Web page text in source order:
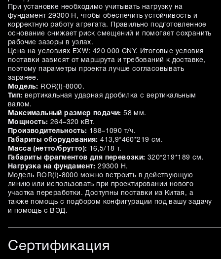
При установке необходимо учитывать нагрузку на
фундамент 29300 Н, чтобы обеспечить устойчивость и
корректную работу агрегата. Правильно подготовленное
основание снижает риск смещений и помогает сохранить
рабочие зазоры в узлах.
Цена на условиях EXW: 420 000 CNY. Итоговые условия
поставки зависят от маршрута и требований к доставке,
поэтому параметры проекта лучше согласовывать
заранее.
Модель:
ROR(I)-8000.
Тип:
вертикальная ударная дробилка с вертикальным
валом.
Максимальный размер подачи: 58 мм.
Мощность: 264–320 кВт.
Производительность: 188–1090 т/ч.
Габариты оборудования: 413,9*460*219 см.
Масса (нетто/брутто): 16,5/18 т.
Габариты фрагментов для перевозки: 320*219*189 см.
Нагрузка на фундамент: 29300 Н.
Модель ROR(I)-8000 можно встроить в действующую
линию или использовать при проектировании нового
участка переработки. Доступны поставки из Китая, а
также помощь с подбором конфигурации под вашу задачу
и помощь с ВЭД.
Сертификация